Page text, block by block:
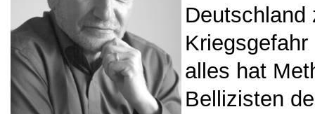
Deutschland
alles hat
Bellizisten